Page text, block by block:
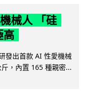
械人 「硅
高
發出首款 AI 性愛機械
，內置 165 種親密...